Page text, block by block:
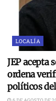
LOCALÍA
JEP acepta
ordena
políticos